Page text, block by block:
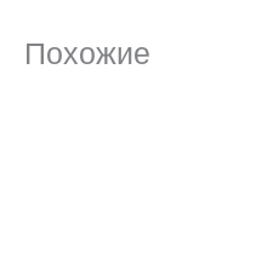
Похожие